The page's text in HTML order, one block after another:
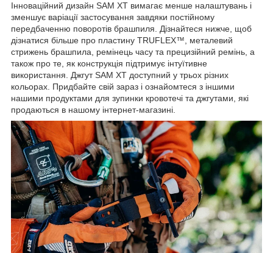
Інноваційний дизайн SAM XT вимагає менше налаштувань і
зменшує варіації застосування завдяки постійному
передбаченню поворотів брашпиля. Дізнайтеся нижче, щоб
дізнатися більше про пластину TRUFLEX™, металевий
стрижень брашпила, ремінець часу та прецизійний ремінь, а
також про те, як конструкція підтримує інтуїтивне
використання. Джгут SAM XT доступний у трьох різних
кольорах. Придбайте свій зараз і ознайомтеся з іншими
нашими продуктами для зупинки кровотечі та джгутами, які
продаються в нашому інтернет-магазині.